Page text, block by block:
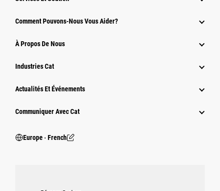
Comment Pouvons-Nous Vous Aider?
À Propos De Nous
Industries Cat
Actualités Et Événements
Communiquer Avec Cat
Europe ‧ French